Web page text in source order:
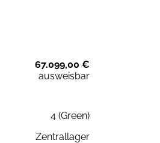
67.099,00 €
ausweisbar
4 (Green)
Zentrallager